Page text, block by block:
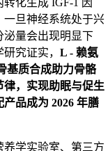
一旦神经系统处于兴
泌量会出现明显下
究证实， L - 赖氨
基质合成助力骨骼
，实现助眠与促生
品成为 2026 年膳
学实验室、第三方